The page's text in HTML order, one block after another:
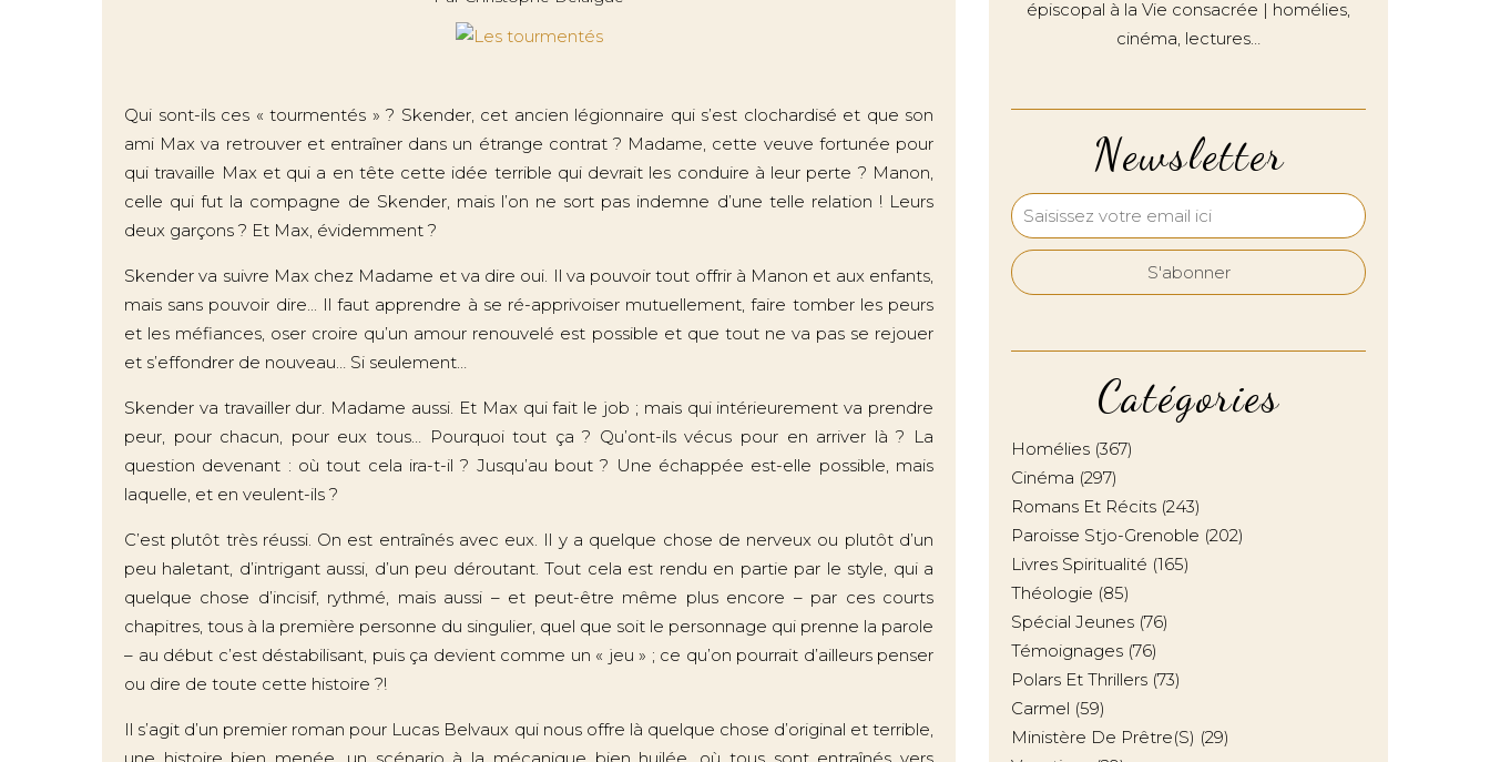
Qui sont-ils ces « tourmentés » ? Skender, cet ancien légionnaire qui s’est clochardisé et que son
ami Max va retrouver et entraîner dans un étrange contrat ? Madame, cette veuve fortunée pour
qui travaille Max et qui a en tête cette idée terrible qui devrait les conduire à leur perte ? Manon,
celle qui fut la compagne de Skender, mais l’on ne sort pas indemne d’une telle relation ! Leurs
deux garçons ? Et Max, évidemment ?
Skender va suivre Max chez Madame et va dire oui. Il va pouvoir tout offrir à Manon et aux enfants,
mais sans pouvoir dire... Il faut apprendre à se ré-apprivoiser mutuellement, faire tomber les peurs
et les méfiances, oser croire qu’un amour renouvelé est possible et que tout ne va pas se rejouer
et s’effondrer de nouveau… Si seulement…
Skender va travailler dur. Madame aussi. Et Max qui fait le job ; mais qui intérieurement va prendre
peur, pour chacun, pour eux tous… Pourquoi tout ça ? Qu’ont-ils vécus pour en arriver là ? La
question devenant : où tout cela ira-t-il ? Jusqu’au bout ? Une échappée est-elle possible, mais
laquelle, et en veulent-ils ?
C’est plutôt très réussi. On est entraînés avec eux. Il y a quelque chose de nerveux ou plutôt d’un
peu haletant, d’intrigant aussi, d’un peu déroutant. Tout cela est rendu en partie par le style, qui a
quelque chose d’incisif, rythmé, mais aussi – et peut-être même plus encore – par ces courts
chapitres, tous à la première personne du singulier, quel que soit le personnage qui prenne la parole
– au début c’est déstabilisant, puis ça devient comme un « jeu » ; ce qu’on pourrait d’ailleurs penser
ou dire de toute cette histoire ?!
Il s’agit d’un premier roman pour Lucas Belvaux qui nous offre là quelque chose d’original et terrible,
Newsletter
Catégories
Homélies (367)
Cinéma (297)
Romans Et Récits (243)
Paroisse Stjo-Grenoble (202)
Livres Spiritualité (165)
Théologie (85)
Spécial Jeunes (76)
Témoignages (76)
Polars Et Thrillers (73)
Carmel (59)
Ministère De Prêtre(s) (29)
épiscopal à la Vie consacrée | homélies,
cinéma, lectures…